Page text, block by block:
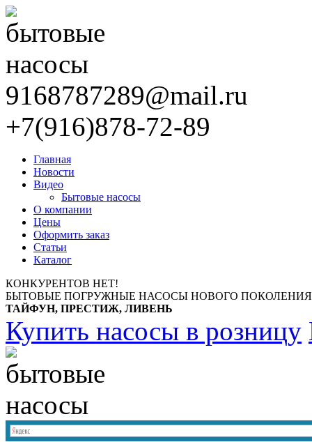
9168787289@mail.ru
+7(916)878-72-89
Главная
Новости
Видео
Бытовые насосы
О компании
Цены
Оформить заказ
Статьи
Каталог
КОНКУРЕНТОВ НЕТ!
БЫТОВЫЕ ПОГРУЖНЫЕ НАСОСЫ НОВОГО
ТАЙФУН, ПРЕСТИЖ, ЛИВЕНЬ
Купить насосы в розницу